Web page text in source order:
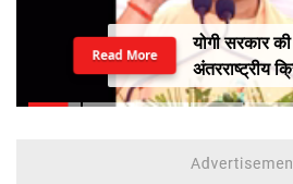
गुजरात में
लगा बैन,
ने किया बड़ा
Read More